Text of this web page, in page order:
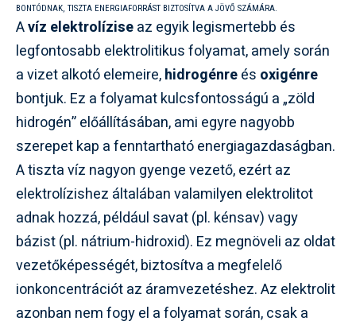
BONTÓDNAK, TISZTA ENERGIAFORRÁST BIZTOSÍTVA A JÖVŐ SZÁMÁRA.
Avíz elektrolíziseaz egyik legismertebb és
legfontosabb elektrolitikus folyamat, amely során
a vizet alkotó elemeire,hidrogénreés oxigénre
bontjuk. Ez a folyamat kulcsfontosságú a „zöld
hidrogén” előállításában, ami egyre nagyobb
szerepet kap a fenntartható energiagazdaságban.
A tiszta víz nagyon gyenge vezető, ezért az
elektrolízishez általában valamilyen elektrolitot
adnak hozzá, például savat (pl. kénsav) vagy
bázist (pl. nátrium-hidroxid). Ez megnöveli az oldat
vezetőképességét, biztosítva a megfelelő
ionkoncentrációt az áramvezetéshez. Az elektrolit
azonban nem fogy el a folyamat során, csak a